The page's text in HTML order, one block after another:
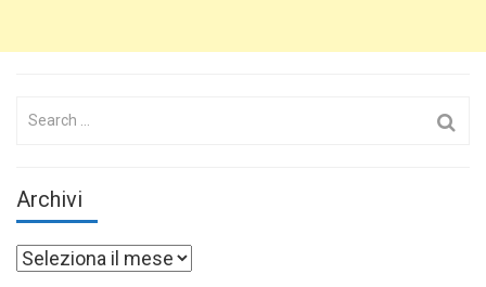
Search
Archivi
Archivi